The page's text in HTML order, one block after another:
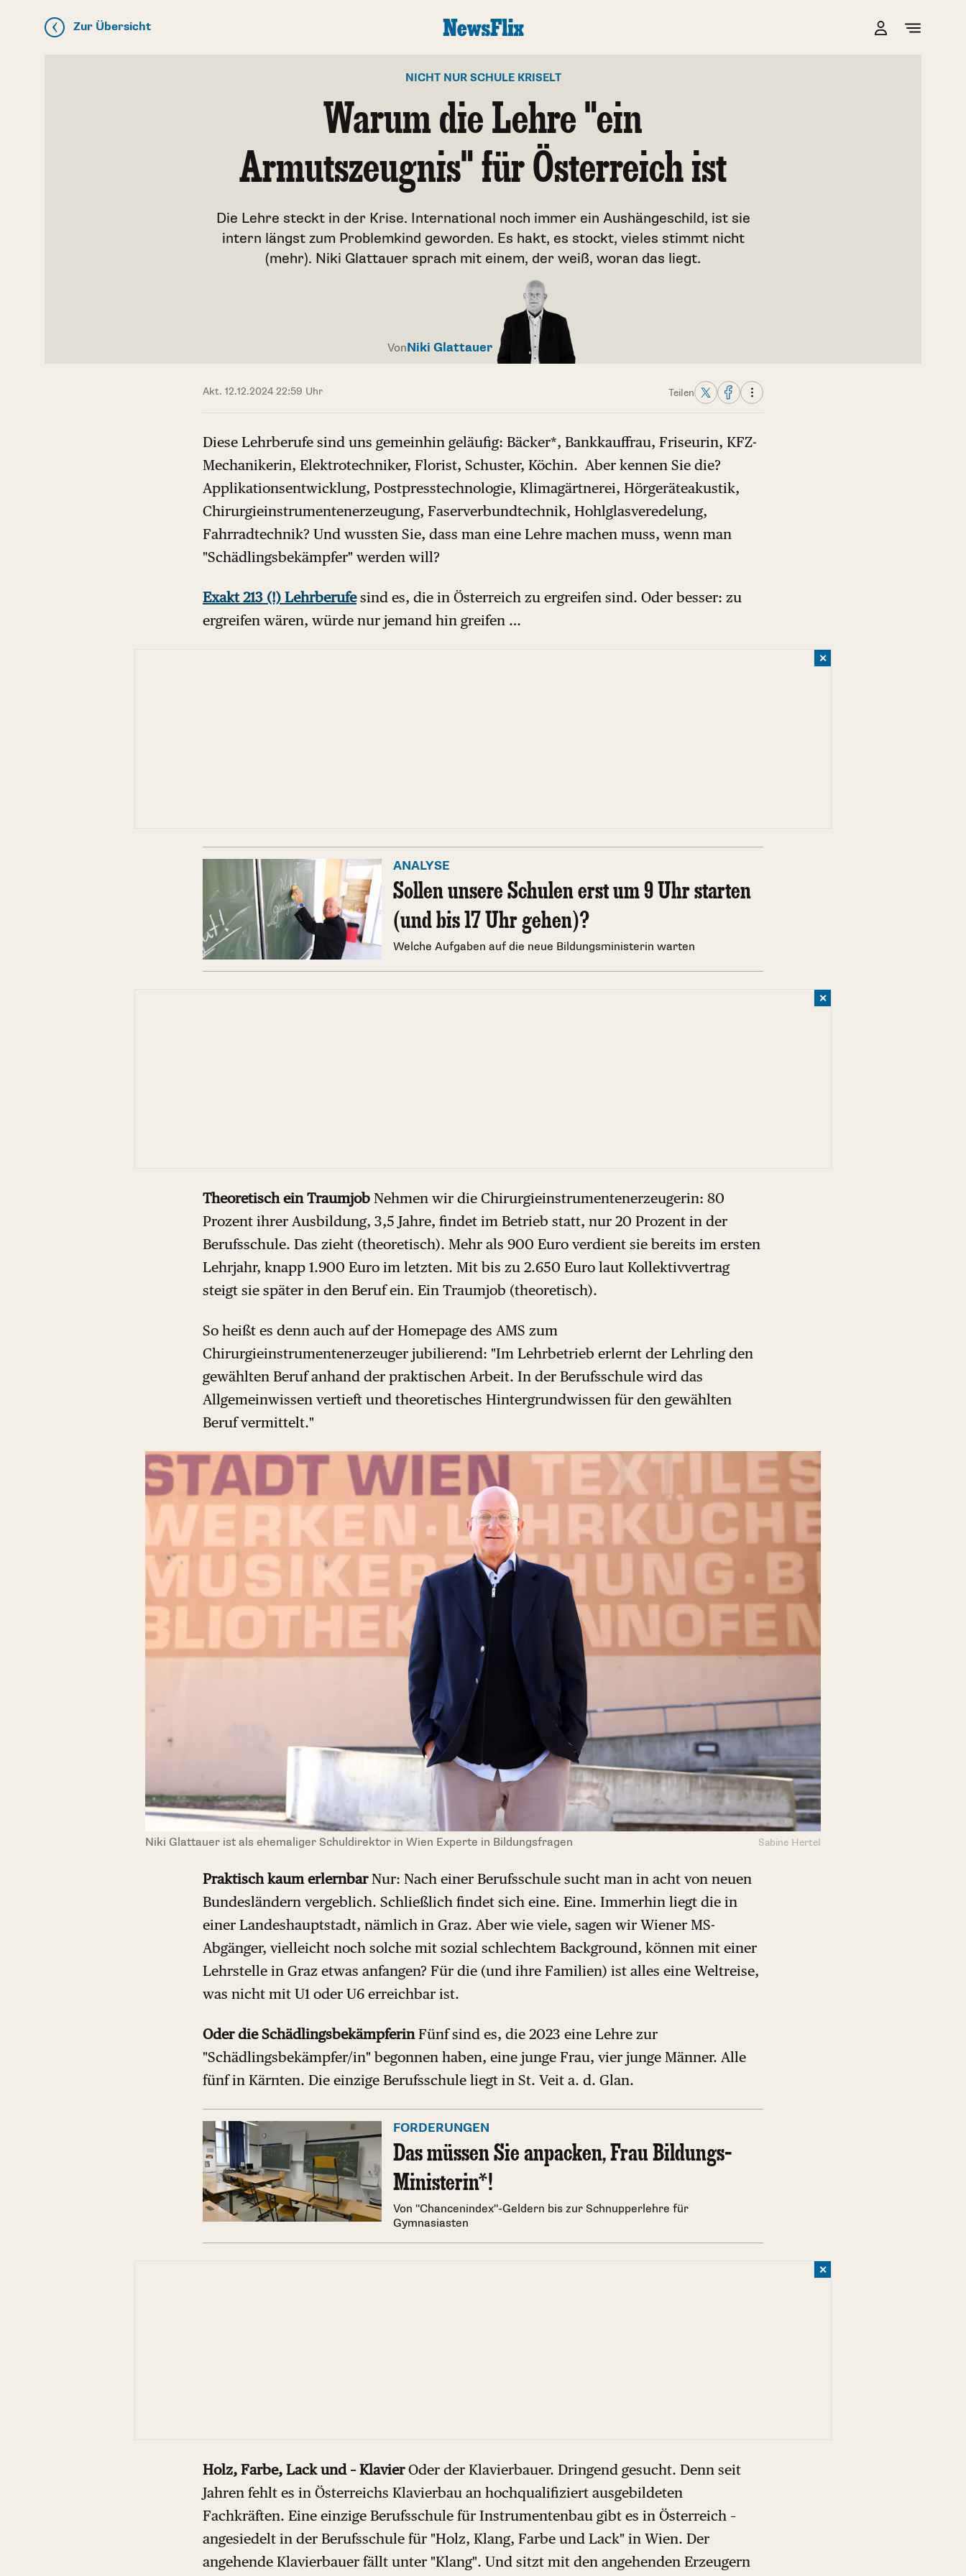
Zur Übersicht
NICHT NUR SCHULE KRISELT
Warum die Lehre "ein
Armutszeugnis" für Österreich ist
Die Lehre steckt in der Krise. International noch immer ein Aushängeschild, ist sie
intern längst zum Problemkind geworden. Es hakt, es stockt, vieles stimmt nicht
(mehr). Niki Glattauer sprach mit einem, der weiß, woran das liegt.
VonNiki Glattauer
Akt. 12.12.2024 22:59 Uhr Teilen
Diese Lehrberufe sind uns gemeinhin geläufig: Bäcker*, Bankkauffrau, Friseurin, KFZ-
Mechanikerin, Elektrotechniker, Florist, Schuster, Köchin. Aber kennen Sie die?
Applikationsentwicklung, Postpresstechnologie, Klimagärtnerei, Hörgeräteakustik,
Chirurgieinstrumentenerzeugung, Faserverbundtechnik, Hohlglasveredelung,
Fahrradtechnik? Und wussten Sie, dass man eine Lehre machen muss, wenn man
"Schädlingsbekämpfer" werden will?
Exakt 213 (!) Lehrberufesind es, die in Österreich zu ergreifen sind. Oder besser: zu
ergreifen wären, würde nur jemand hin greifen …
✕
ANALYSE
Sollen unsere Schulen erst um 9 Uhr starten
(und bis 17 Uhr gehen)?
Welche Aufgaben auf die neue Bildungsministerin warten
✕
Theoretisch ein Traumjob Nehmen wir die Chirurgieinstrumentenerzeugerin: 80
Prozent ihrer Ausbildung, 3,5 Jahre, findet im Betrieb statt, nur 20 Prozent in der
Berufsschule. Das zieht (theoretisch). Mehr als 900 Euro verdient sie bereits im ersten
Lehrjahr, knapp 1.900 Euro im letzten. Mit bis zu 2.650 Euro laut Kollektivvertrag
steigt sie später in den Beruf ein. Ein Traumjob (theoretisch).
So heißt es denn auch auf der Homepage des AMS zum
Chirurgieinstrumentenerzeuger jubilierend: "Im Lehrbetrieb erlernt der Lehrling den
gewählten Beruf anhand der praktischen Arbeit. In der Berufsschule wird das
Allgemeinwissen vertieft und theoretisches Hintergrundwissen für den gewählten
Beruf vermittelt."
Niki Glattauer ist als ehemaliger Schuldirektor in Wien Experte in Bildungsfragen Sabine Hertel
Praktisch kaum erlernbarNur: Nach einer Berufsschule sucht man in acht von neuen
Bundesländern vergeblich. Schließlich findet sich eine. Eine. Immerhin liegt die in
einer Landeshauptstadt, nämlich in Graz. Aber wie viele, sagen wir Wiener MS-
Abgänger, vielleicht noch solche mit sozial schlechtem Background, können mit einer
Lehrstelle in Graz etwas anfangen? Für die (und ihre Familien) ist alles eine Weltreise,
was nicht mit U1 oder U6 erreichbar ist.
Oder die SchädlingsbekämpferinFünf sind es, die 2023 eine Lehre zur
"Schädlingsbekämpfer/in" begonnen haben, eine junge Frau, vier junge Männer. Alle
fünf in Kärnten. Die einzige Berufsschule liegt in St. Veit a. d. Glan.
FORDERUNGEN
Das müssen Sie anpacken, Frau Bildungs-
Ministerin*!
Von "Chancenindex"-Geldern bis zur Schnupperlehre für
Gymnasiasten
✕
Holz, Farbe, Lack und – KlavierOder der Klavierbauer. Dringend gesucht. Denn seit
Jahren fehlt es in Österreichs Klavierbau an hochqualifiziert ausgebildeten
Fachkräften. Eine einzige Berufsschule für Instrumentenbau gibt es in Österreich –
angesiedelt in der Berufsschule für "Holz, Klang, Farbe und Lack" in Wien. Der
angehende Klavierbauer fällt unter "Klang". Und sitzt mit den angehenden Erzeugern